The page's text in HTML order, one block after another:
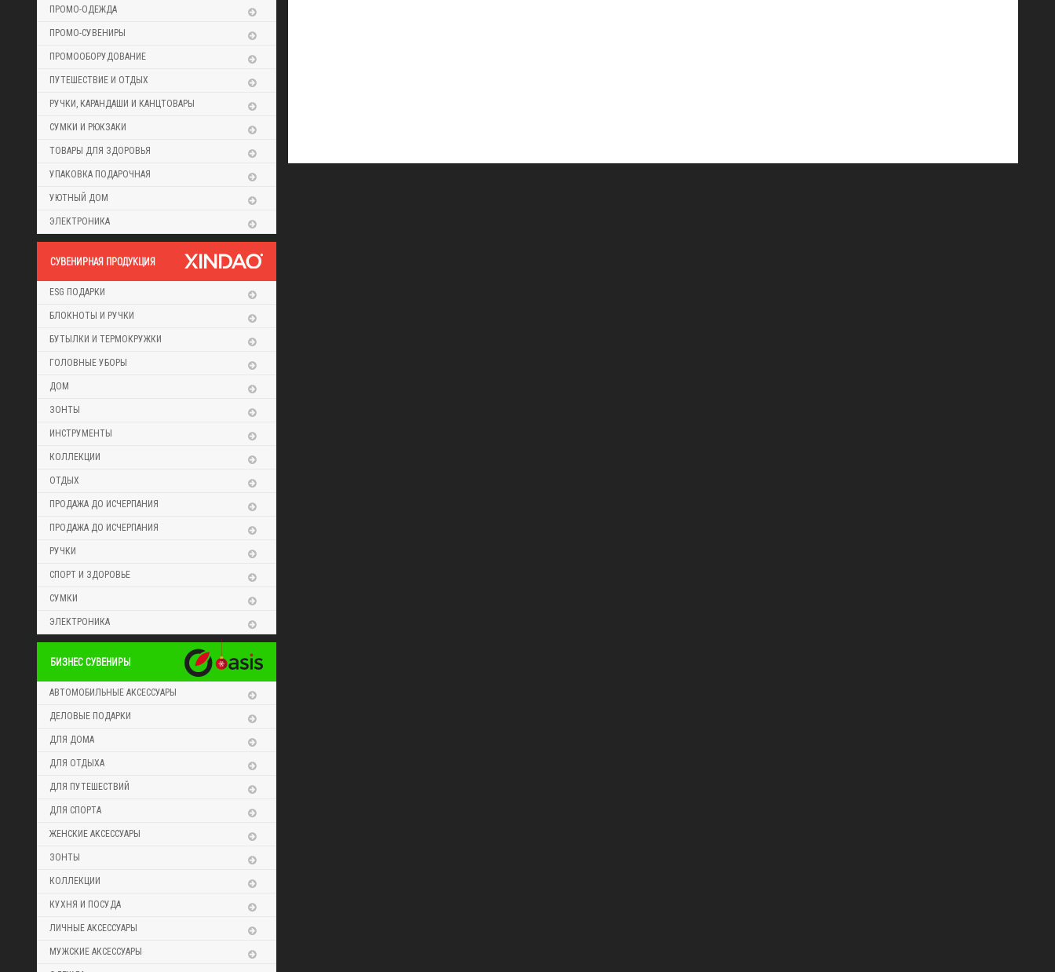
ПРОМО-ОДЕЖДА
ПРОМО-СУВЕНИРЫ
ПРОМООБОРУДОВАНИЕ
ПУТЕШЕСТВИЕ И ОТДЫХ
РУЧКИ, КАРАНДАШИ И КАНЦТОВАРЫ
СУМКИ И РЮКЗАКИ
ТОВАРЫ ДЛЯ ЗДОРОВЬЯ
УПАКОВКА ПОДАРОЧНАЯ
УЮТНЫЙ ДОМ
ЭЛЕКТРОНИКА
CУВЕНИРНАЯ ПРОДУКЦИЯ
ESG ПОДАРКИ
БЛОКНОТЫ И РУЧКИ
БУТЫЛКИ И ТЕРМОКРУЖКИ
ГОЛОВНЫЕ УБОРЫ
ДОМ
ЗОНТЫ
ИНСТРУМЕНТЫ
КОЛЛЕКЦИИ
ОТДЫХ
ПРОДАЖА ДО ИСЧЕРПАНИЯ
ПРОДАЖА ДО ИСЧЕРПАНИЯ
РУЧКИ
СПОРТ И ЗДОРОВЬЕ
СУМКИ
ЭЛЕКТРОНИКА
БИЗНЕС СУВЕНИРЫ
АВТОМОБИЛЬНЫЕ АКСЕССУАРЫ
ДЕЛОВЫЕ ПОДАРКИ
ДЛЯ ДОМА
ДЛЯ ОТДЫХА
ДЛЯ ПУТЕШЕСТВИЙ
ДЛЯ СПОРТА
ЖЕНСКИЕ АКСЕССУАРЫ
ЗОНТЫ
КОЛЛЕКЦИИ
КУХНЯ И ПОСУДА
ЛИЧНЫЕ АКСЕССУАРЫ
МУЖСКИЕ АКСЕССУАРЫ